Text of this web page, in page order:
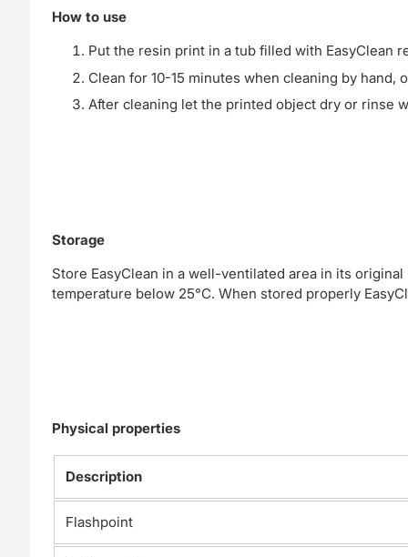
How to use
Put the resin print in a tub filled with EasyClean
Clean for 10-15 minutes when cleaning by
After cleaning let the printed object dry or rinse
Storage
Store EasyClean in a well-ventilated area in its
temperature below 25°C. When stored properly
Physical properties
Description
Flashpoint